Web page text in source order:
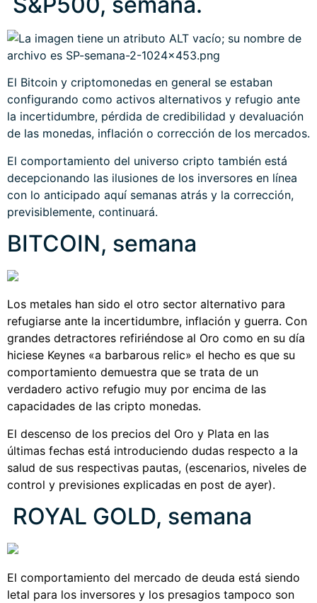
El Bitcoin y criptomonedas en general se estaban
configurando como activos alternativos y refugio ante
la incertidumbre, pérdida de credibilidad y devaluación
de las monedas, inflación o corrección de los mercados.
El comportamiento del universo cripto también está
decepcionando las ilusiones de los inversores en línea
con lo anticipado aquí semanas atrás y la corrección,
previsiblemente, continuará.
BITCOIN, semana
Los metales han sido el otro sector alternativo para
refugiarse ante la incertidumbre, inflación y guerra. Con
grandes detractores refiriéndose al Oro como en su día
hiciese Keynes «a barbarous relic» el hecho es que su
comportamiento demuestra que se trata de un
verdadero activo refugio muy por encima de las
capacidades de las cripto monedas.
El descenso de los precios del Oro y Plata en las
últimas fechas está introduciendo dudas respecto a la
salud de sus respectivas pautas, (escenarios, niveles de
control y previsiones explicadas en post de ayer).
ROYAL GOLD, semana
El comportamiento del mercado de deuda está siendo
letal para los inversores y los presagios tampoco son